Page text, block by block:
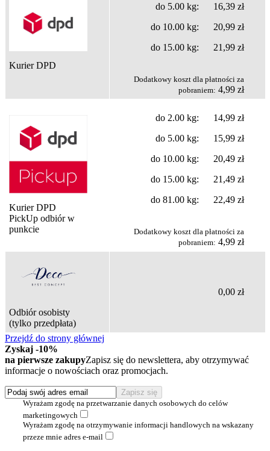
Kurier DPD
do 5.00 kg: 16,39 zł
do 10.00 kg: 20,99 zł
do 15.00 kg: 21,99 zł
Dodatkowy koszt dla płatności za
pobraniem: 4,99 zł
Kurier DPD
PickUp odbiór w
punkcie
do 2.00 kg: 14,99 zł
do 5.00 kg: 15,99 zł
do 10.00 kg: 20,49 zł
do 15.00 kg: 21,49 zł
do 81.00 kg: 22,49 zł
Dodatkowy koszt dla płatności za
pobraniem: 4,99 zł
Odbiór osobisty
(tylko przedpłata)
0,00 zł
Przejdź do strony głównej
Zyskaj -10%
na pierwsze zakupyZapisz się do newslettera, aby otrzymywać
informacje o nowościach oraz promocjach.
Wyrażam zgodę na przetwarzanie danych osobowych do celów
marketingowych
Wyrażam zgodę na otrzymywanie informacji handlowych na wskazany
przeze mnie adres e-mail